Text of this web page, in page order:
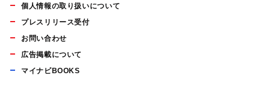
個人情報の取り扱いについて
プレスリリース受付
お問い合わせ
広告掲載について
マイナビBOOKS